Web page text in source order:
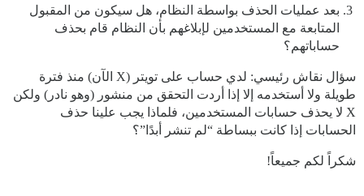
بعد عمليات الحذف بواسطة النظام، هل سيكون من المقبول
المتابعة مع المستخدمين لإبلاغهم بأن النظام قام بحذف
حساباتهم؟
سؤال نقاش رئيسي: لدي حساب على تويتر (X الآن) منذ فترة
طويلة ولا أستخدمه إلا إذا أردت التحقق من منشور (وهو نادر) ولكن
X لا يحذف حسابات المستخدمين، فلماذا يجب علينا حذف
الحسابات إذا كانت ببساطة “لم تنشر أبدًا”؟
شكراً لكم جميعاً!